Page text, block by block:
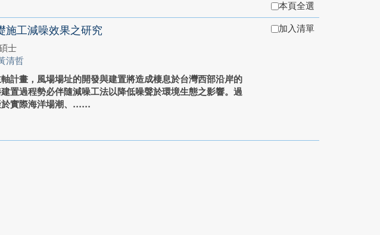
本頁全選
施工減噪效果之研究
士
清哲
計畫，風場場址的開發與建置將造成棲息於台灣西部沿岸的
置過程勢必伴隨減噪工法以降低噪聲於環境生態之影響。過
實際海洋場潮、...
加入清單